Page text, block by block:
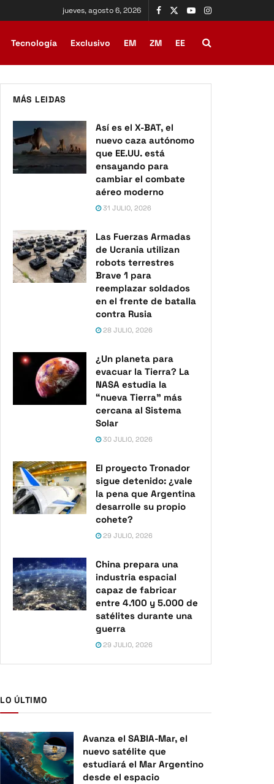
jueves, agosto 6, 2026
Tecnología Exclusivo EM ZM EE
MÁS LEIDAS
Así es el X-BAT, el
nuevo caza autónomo
que EE.UU. está
ensayando para
cambiar el combate
aéreo moderno
31 JULIO, 2026
Las Fuerzas Armadas
de Ucrania utilizan
robots terrestres
Brave 1 para
reemplazar soldados
en el frente de batalla
contra Rusia
28 JULIO, 2026
¿Un planeta para
evacuar la Tierra? La
NASA estudia la
“nueva Tierra” más
cercana al Sistema
Solar
30 JULIO, 2026
El proyecto Tronador
sigue detenido: ¿vale
la pena que Argentina
desarrolle su propio
cohete?
29 JULIO, 2026
China prepara una
industria espacial
capaz de fabricar
entre 4.100 y 5.000 de
satélites durante una
guerra
29 JULIO, 2026
LO ÚLTIMO
Avanza el SABIA-Mar, el
nuevo satélite que
estudiará el Mar Argentino
desde el espacio